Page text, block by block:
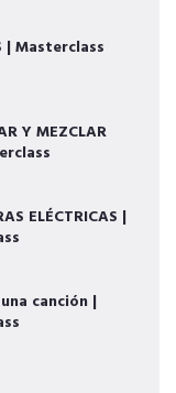
| Masterclass
Y MEZCLAR
ELÉCTRICAS |
canción |